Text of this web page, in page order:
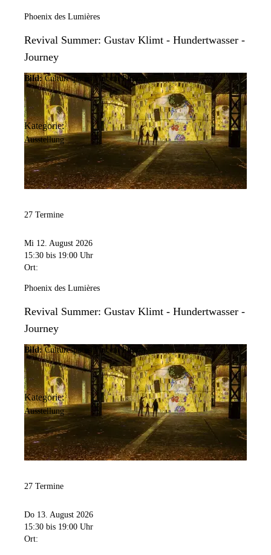
Phoenix des Lumières
Revival Summer: Gustav Klimt - Hundertwasser -
Journey
Bild: Culturespaces/Vincent Pinson
Kategorie:
Ausstellung
27 Termine
Mi 12. August 2026
15:30 bis 19:00 Uhr
Ort:
Phoenix des Lumières
Revival Summer: Gustav Klimt - Hundertwasser -
Journey
Bild: Culturespaces/Vincent Pinson
Kategorie:
Ausstellung
27 Termine
Do 13. August 2026
15:30 bis 19:00 Uhr
Ort: